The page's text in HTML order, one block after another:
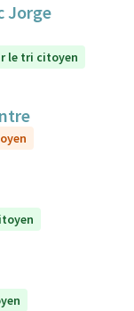
Jorge
le tri citoyen